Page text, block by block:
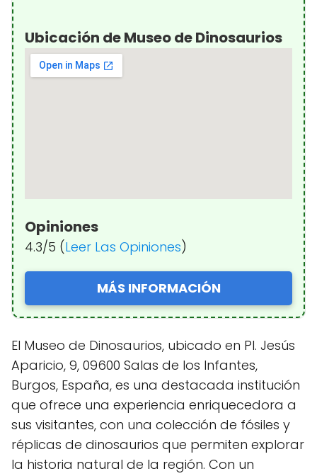
Ubicación de Museo de Dinosaurios
Opiniones
4.3/5 (Leer Las Opiniones)
MÁS INFORMACIÓN
El Museo de Dinosaurios, ubicado en Pl. Jesús
Aparicio, 9, 09600 Salas de los Infantes,
Burgos, España, es una destacada institución
que ofrece una experiencia enriquecedora a
sus visitantes, con una colección de fósiles y
réplicas de dinosaurios que permiten explorar
la historia natural de la región. Con un